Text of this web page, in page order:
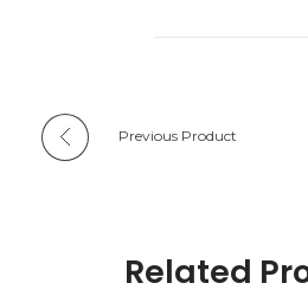
Previous Product
Related